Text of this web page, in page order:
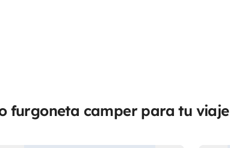
furgoneta camper para tu viaje